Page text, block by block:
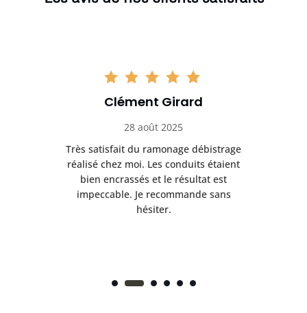
Clément Girard
28 août 2025
Très satisfait du ramonage débistrage
réalisé chez moi. Les conduits étaient
bien encrassés et le résultat est
impeccable. Je recommande sans
hésiter.